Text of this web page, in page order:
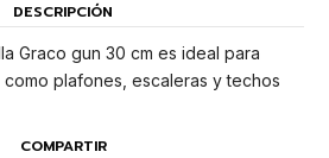
DESCRIPCIÓN
Graco gun 30 cm es ideal para
plafones, escaleras y techos
COMPARTIR